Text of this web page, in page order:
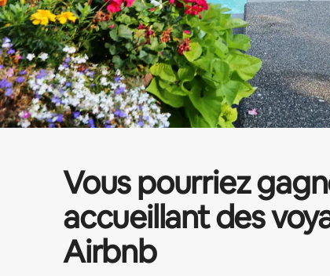
Vous pourriez
accueillant des
Airbnb